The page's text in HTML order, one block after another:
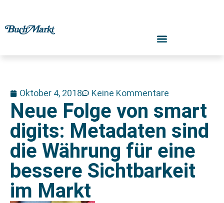
Oktober 4, 2018 Keine Kommentare
Neue Folge von smart
digits: Metadaten sind
die Währung für eine
bessere Sichtbarkeit
im Markt